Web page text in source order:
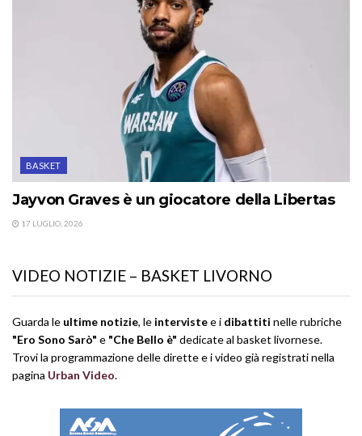
BASKET
Jayvon Graves è un giocatore della Libertas
17 LUGLIO, 2026
VIDEO NOTIZIE – BASKET LIVORNO
Guarda le ultime notizie, le intervistee i dibattiti nelle rubriche
"Ero Sono Sarò" e "Che Bello è" dedicate al basket livornese.
Trovi la programmazione delle dirette e i video già registrati nella
pagina Urban Video.